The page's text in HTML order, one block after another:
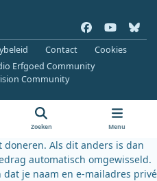
a
c
e
k
o
u
b
l
u
k
y
Contact
Cookies
Erfgoed Community
Community
Zoeken Menu
Als dit anders is dan
automatisch omgewisseld.
je naam en e-mailadres privé